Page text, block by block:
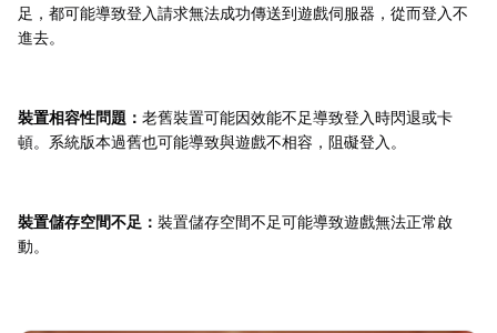
足，都可能導致登入請求無法成功傳送到遊戲伺服器，從而登入不
進去。
裝置相容性問題： 老舊裝置可能因效能不足導致登入時閃退或卡
頓。系統版本過舊也可能導致與遊戲不相容，阻礙登入。
裝置儲存空間不足： 裝置儲存空間不足可能導致遊戲無法正常啟
動。